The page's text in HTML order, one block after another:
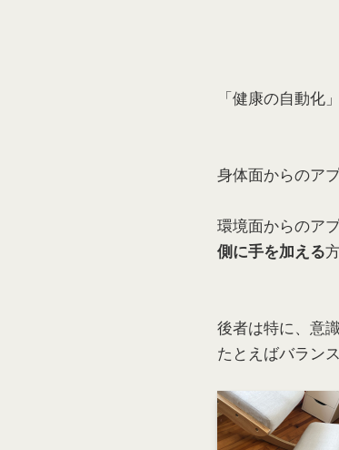
「健康の自動化
身体面からのア
環境面からのア
側に手を加える
後者は特に、意
たとえばバラン